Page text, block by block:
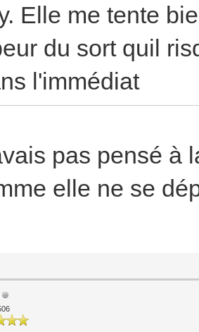
Elle me tente
du sort quil
l'immédiat
pas pensé à
elle ne se